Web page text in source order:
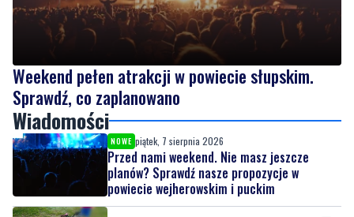
Weekend pełen atrakcji w powiecie słupskim.
Sprawdź, co zaplanowano
Wiadomości
NOWE piątek, 7 sierpnia 2026
Przed nami weekend. Nie masz jeszcze
planów? Sprawdź nasze propozycje w
powiecie wejherowskim i puckim